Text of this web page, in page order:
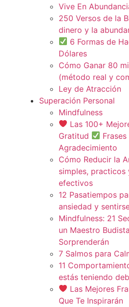
Vive En
250 Versos de la
dinero y la
6 Formas de
Dólares
Cómo Ganar 80
(método real y
Ley de Atracción
Superación Personal
Mindfulness
Las 100+
Gratitud
Agradecimiento
Cómo Reducir la
simples, practicos
efectivos
12 Pasatiempos
ansiedad y
Mindfulness: 21
un Maestro
Sorprenderán
7 Salmos para
11
estás teniendo
Las Mejores
Que Te Inspirarán